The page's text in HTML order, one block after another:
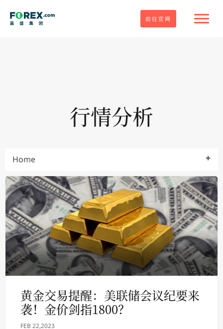
前往官网
行情分析
Home
黄金交易提醒：美联储会议纪要来
袭！金价剑指1800？
FEB 22,2023